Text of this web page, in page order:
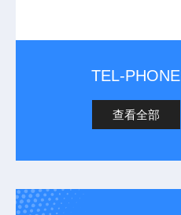
TEL-PHONE
查看全部